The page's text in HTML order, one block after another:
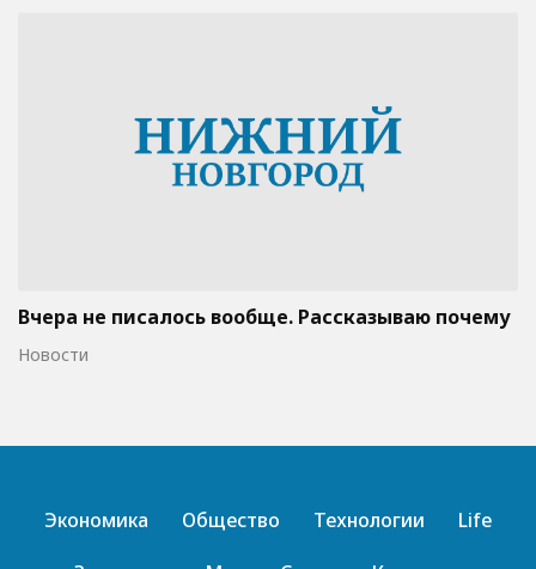
Вчера не писалось вообще. Рассказываю почему
Новости
Экономика Общество Технологии
Life